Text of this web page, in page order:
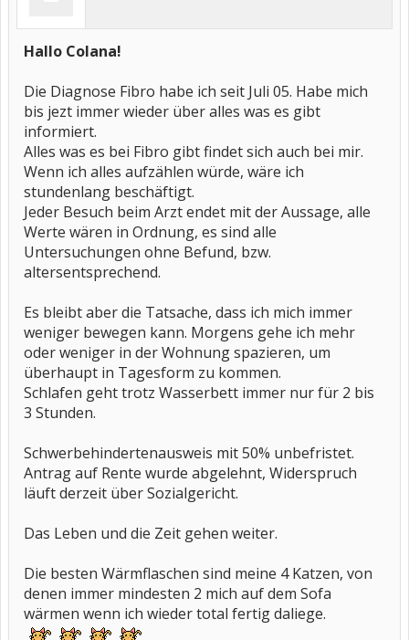
Hallo Colana!
Die Diagnose Fibro habe ich seit Juli 05. Habe mich
bis jezt immer wieder über alles was es gibt
informiert.
Alles was es bei Fibro gibt findet sich auch bei mir.
Wenn ich alles aufzählen würde, wäre ich
stundenlang beschäftigt.
Jeder Besuch beim Arzt endet mit der Aussage, alle
Werte wären in Ordnung, es sind alle
Untersuchungen ohne Befund, bzw.
altersentsprechend.
Es bleibt aber die Tatsache, dass ich mich immer
weniger bewegen kann. Morgens gehe ich mehr
oder weniger in der Wohnung spazieren, um
überhaupt in Tagesform zu kommen.
Schlafen geht trotz Wasserbett immer nur für 2 bis
3 Stunden.
Schwerbehindertenausweis mit 50% unbefristet.
Antrag auf Rente wurde abgelehnt, Widerspruch
läuft derzeit über Sozialgericht.
Das Leben und die Zeit gehen weiter.
Die besten Wärmflaschen sind meine 4 Katzen, von
denen immer mindesten 2 mich auf dem Sofa
wärmen wenn ich wieder total fertig daliege.